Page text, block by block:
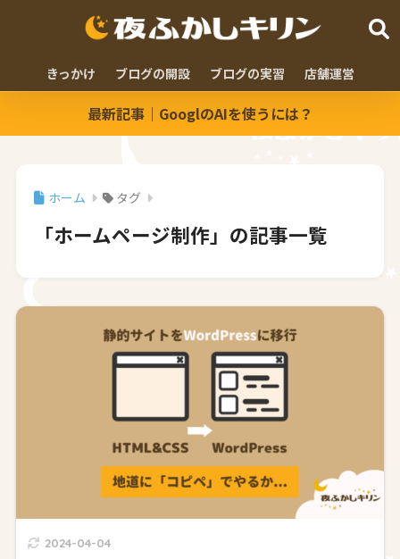
きっかけ ブログの開設 ブログの実習 店舗運営
最新記事｜GooglのAIを使うには？
ホーム タグ
「ホームページ制作」の記事一覧
2024-04-04